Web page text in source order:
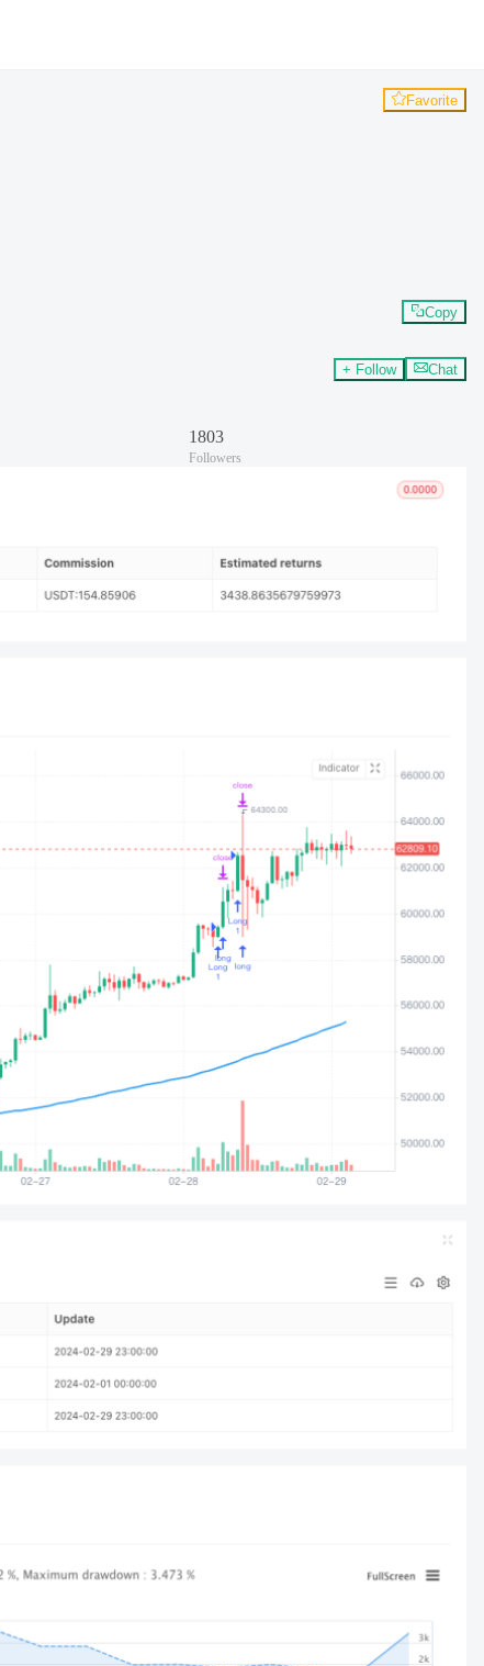
Favorite
Copy
+ Follow Chat
1803
Followers